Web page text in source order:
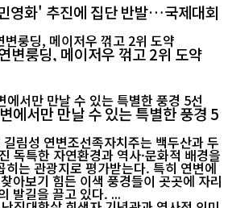
영화' 추진에 집단 반발…국제대회
룽딩, 메이저우 꺾고 2위 도약
에서만 만날 수 있는 특별한 풍경 5
림성 연변조선족자치주는 백두산과 두
독특한 자연환경과 역사·문화적 배경을
히는 관광지로 평가받는다. 특히 연변에
아보기 힘든 이색 풍경들이 곳곳에 자리
해 있어 국내외 관광객들의 발길을 끌고 있다. ...